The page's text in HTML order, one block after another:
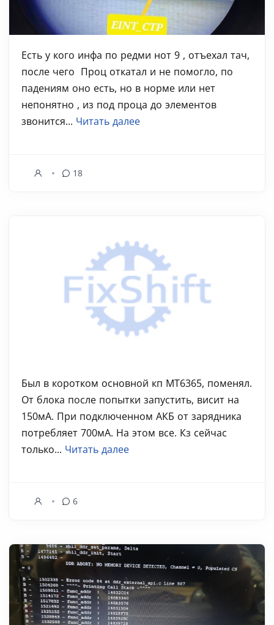
Есть у кого инфа по редми нот 9 , отъехал тач,
после чего ‍ Проц откатал и не помогло, по
падениям оно есть, но в норме или нет
непонятно , из под проца до элементов
звонится... Читать далее
18
Был в коротком основной кп MT6365, поменял.
От блока после попытки запустить, висит на
150мА. При подключенном АКБ от зарядника
потребляет 700мА. На этом все. Кз сейчас
только... Читать далее
6